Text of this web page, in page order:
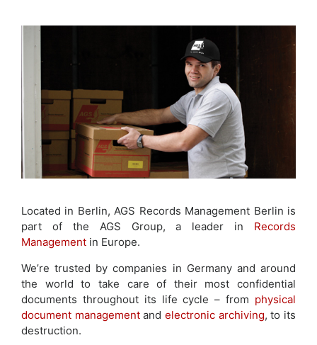
Located in Berlin, AGS Records Management Berlin is
part of the AGS Group, a leader in Records
Management in Europe.
We’re trusted by companies in Germany and around
the world to take care of their most confidential
documents throughout its life cycle – from physical
document managementandelectronic archiving, to its
destruction.